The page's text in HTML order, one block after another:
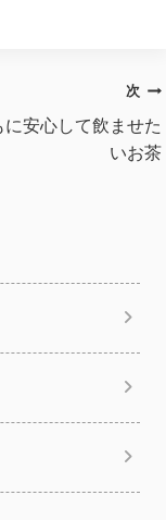
次
に安心して飲ませた
いお茶